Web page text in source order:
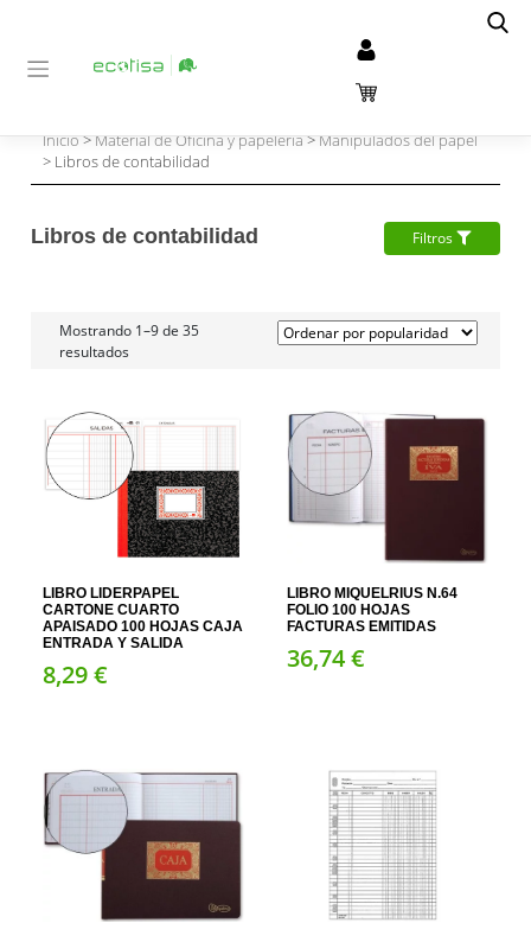
Inicio>Material de Oficina y papelería>Manipulados del papel
> Libros de contabilidad
Libros de contabilidad Filtros
Mostrando 1–9 de 35
resultados
LIBRO LIDERPAPEL
CARTONE CUARTO
APAISADO 100 HOJAS CAJA
ENTRADA Y SALIDA
8,29€
LIBRO MIQUELRIUS N.64
FOLIO 100 HOJAS
FACTURAS EMITIDAS
36,74€